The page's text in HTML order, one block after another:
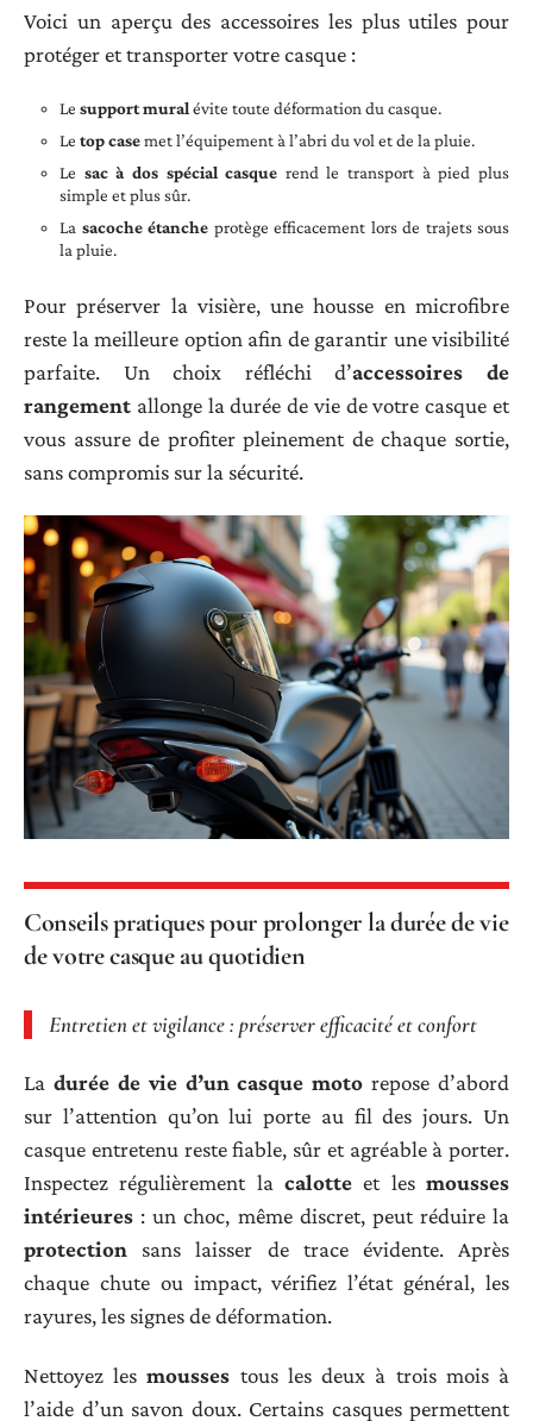
Voici un aperçu des accessoires les plus utiles pour
protéger et transporter votre casque :
Le support muralévite toute déformation du casque.
Le top casemet l’équipement à l’abri du vol et de la pluie.
Le sac à dos spécial casque rend le transport à pied plus
simple et plus sûr.
La sacoche étanche protège efficacement lors de trajets sous
la pluie.
Pour préserver la visière, une housse en microfibre
reste la meilleure option afin de garantir une visibilité
parfaite. Un choix réfléchi d’accessoires de
rangement allonge la durée de vie de votre casque et
vous assure de profiter pleinement de chaque sortie,
sans compromis sur la sécurité.
Conseils pratiques pour prolonger la durée de vie
de votre casque au quotidien
Entretien et vigilance : préserver efficacité et confort
La durée de vie d’un casque moto repose d’abord
sur l’attention qu’on lui porte au fil des jours. Un
casque entretenu reste fiable, sûr et agréable à porter.
Inspectez régulièrement la calotte et les mousses
intérieures : un choc, même discret, peut réduire la
protection sans laisser de trace évidente. Après
chaque chute ou impact, vérifiez l’état général, les
rayures, les signes de déformation.
Nettoyez lesmousses tous les deux à trois mois à
l’aide d’un savon doux. Certains casques permettent